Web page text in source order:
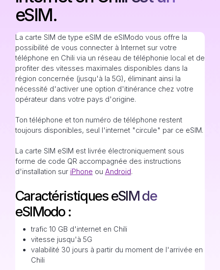
eSIM.
La carte SIM de type eSIM de eSIModo vous offre la
possibilité de vous connecter à Internet sur votre
téléphone en Chili via un réseau de téléphonie local et de
profiter des vitesses maximales disponibles dans la
région concernée (jusqu'à la 5G), éliminant ainsi la
nécessité d'activer une option d'itinérance chez votre
opérateur dans votre pays d'origine.
Ton téléphone et ton numéro de téléphone restent
toujours disponibles, seul l'internet "circule" par ce eSIM.
La carte SIM eSIM est livrée électroniquement sous
forme de code QR accompagnée des instructions
d'installation sur iPhone ou Android.
Caractéristiques eSIM de
eSIModo :
trafic 10 GB d'internet en Chili
vitesse jusqu'à 5G
valabilité 30 jours à partir du moment de l'arrivée en
Chili